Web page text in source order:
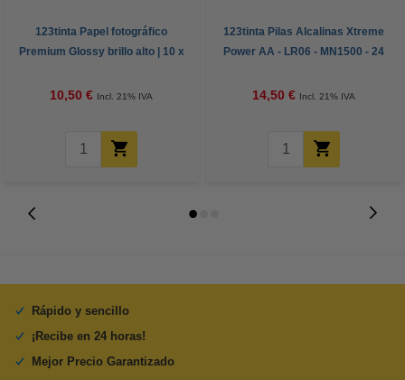
123tinta Papel fotográfico
Premium Glossy brillo alto | 10 x
10,50 € Incl. 21% IVA
123tinta Pilas Alcalinas Xtreme
Power AA - LR06 - MN1500 - 24
14,50 € Incl. 21% IVA
Rápido y sencillo
¡Recibe en 24 horas!
Mejor Precio Garantizado